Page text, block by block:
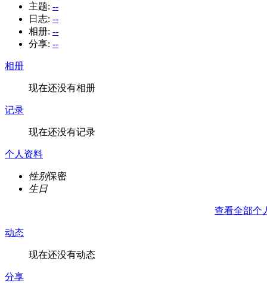
主题: --
日志: --
相册: --
分享: --
相册
现在还没有相册
记录
现在还没有记录
个人资料
性别保密
生日
查看全部个
动态
现在还没有动态
分享